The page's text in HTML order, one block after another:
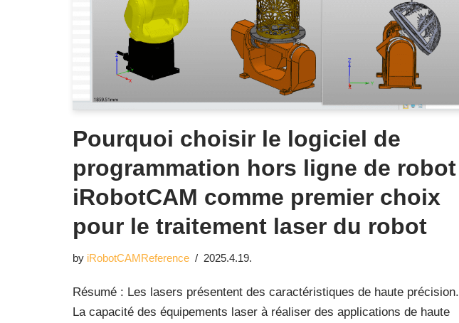
Pourquoi choisir le logiciel de
programmation hors ligne de robot
iRobotCAM comme premier choix
pour le traitement laser du robot
by iRobotCAMReference 2025.4.19.
Résumé : Les lasers présentent des caractéristiques de haute précision.
La capacité des équipements laser à réaliser des applications de haute